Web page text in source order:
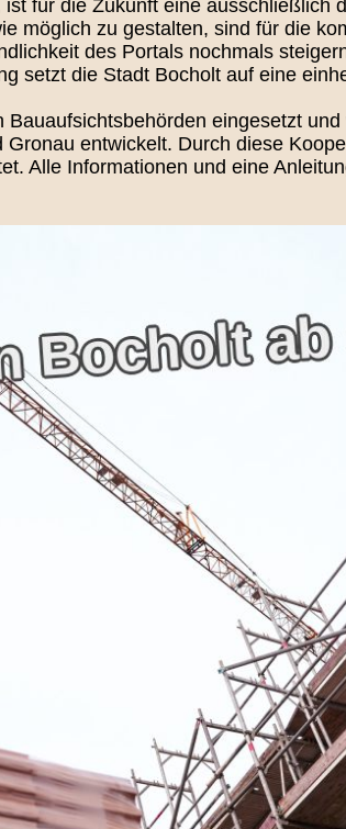
für die Zukunft eine ausschließlich
möglich zu gestalten, sind für die
des Portals nochmals
setzt die Stadt Bocholt auf eine
eingesetzt
entwickelt. Durch diese
Alle Informationen und eine